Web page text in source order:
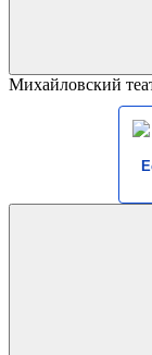
Михайловский